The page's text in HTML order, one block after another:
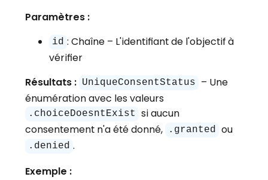
Paramètres :
id : Chaîne – L'identifiant de l'objectif à
vérifier
Résultats : UniqueConsentStatus
– Une
énumération avec les valeurs
.choiceDoesntExist
si aucun
consentement n'a été donné,
.granted ou
.denied .
Exemple :